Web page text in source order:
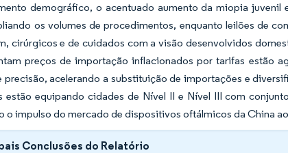
demográfico, o acentuado aumento da miopia
os volumes de procedimentos, enquanto leilões de
cirúrgicos e de cuidados com a visão desenvolvidos
preços de importação inflacionados por tarifas estão
precisão, acelerando a substituição de importações e
estão equipando cidades de Nível II e Nível III com
o impulso do mercado de dispositivos oftálmicos da China
Conclusões do Relatório